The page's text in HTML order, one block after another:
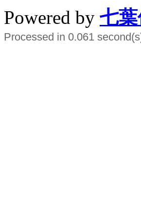
Powered by 七
Processed in 0.061